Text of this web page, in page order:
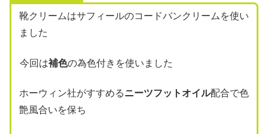
靴クリームはサフィールのコードバンクリームを使い
ました
今回は補色の為色付きを使いました
ホーウィン社がすすめるニーツフットオイル配合で色
艶風合いを保ち